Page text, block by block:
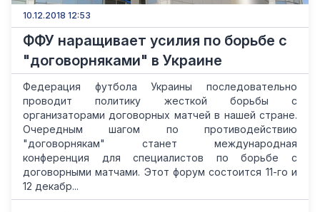
10.12.2018 12:53
ФФУ наращивает усилия по борьбе с
"договорняками" в Украине
Федерация футбола Украины последовательно
проводит политику жесткой борьбы с
организаторами договорных матчей в нашей стране.
Очередным шагом по противодействию
"договорнякам" станет международная
конференция для специалистов по борьбе с
договорными матчами. Этот форум состоится 11-го и
12 декабр...